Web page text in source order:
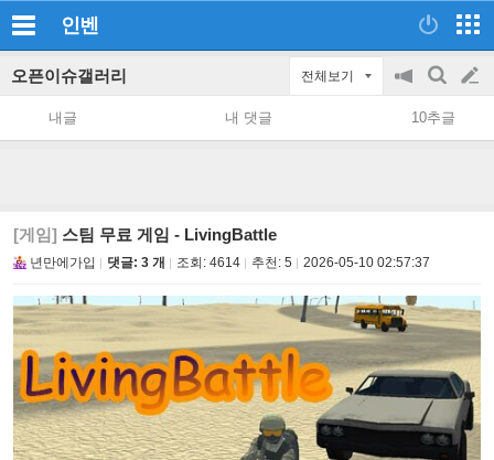
인벤
오픈이슈갤러리 전체보기
공
지
on/off
검
색
글
쓰
내글 내 댓글 10추글
[게임] 스팀 무료 게임 - LivingBattle
년만에가입 댓글: 3 개 조회: 4614 추천: 5 2026-05-10 02:57:37